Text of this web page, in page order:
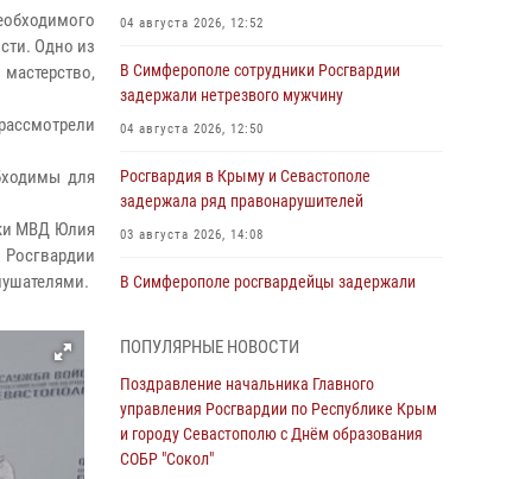
Одно из
для
МВД Юлия
04 августа 2026, 12:52
В Симферополе сотрудники Росгвардии
задержали нетрезвого мужчину
04 августа 2026, 12:50
Росгвардия в Крыму и Севастополе
задержала ряд правонарушителей
03 августа 2026, 14:08
В Симферополе росгвардейцы задержали
Росгвардейцы оперативно задержали
нарушителя на охраняемом объекте в
Севастополе
ПОПУЛЯРНЫЕ НОВОСТИ
Поздравление начальника Главного
управления Росгвардии по Республике Крым
и городу Севастополю с Днём образования
СОБР "Сокол"